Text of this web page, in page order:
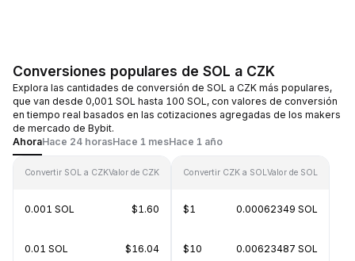
Conversiones populares de SOL a CZK
Explora las cantidades de conversión de SOL a CZK más populares,
que van desde 0,001 SOL hasta 100 SOL, con valores de conversión
en tiempo real basados en las cotizaciones agregadas de los makers
de mercado de Bybit.
AhoraHace 24 horasHace 1 mesHace 1 año
Convertir SOL a CZKValor de CZK
0.001 SOL $1.60
0.01 SOL $16.04
Convertir CZK a SOLValor de SOL
$1 0.00062349 SOL
$10 0.00623487 SOL